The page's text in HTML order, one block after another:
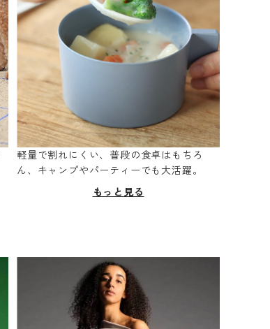
軽量で割れにくい、普段の食卓はもちろ
ん、キャンプやパーティーでも大活躍。
もっと見る